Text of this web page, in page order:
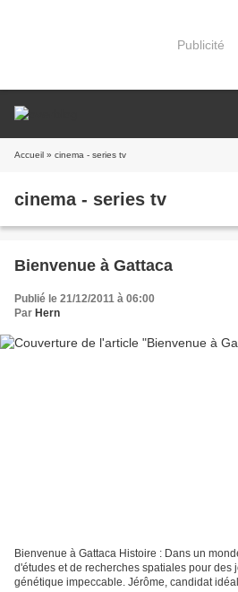
Publicité
Accueil » cinema - series tv
cinema - series tv
Bienvenue à Gattaca
Publié le 21/12/2011 à 06:00
Par Hern
Bienvenue à Gattaca Histoire : Dans un
d'études et de recherches spatiales pour des
génétique impeccable. Jérôme, candidat